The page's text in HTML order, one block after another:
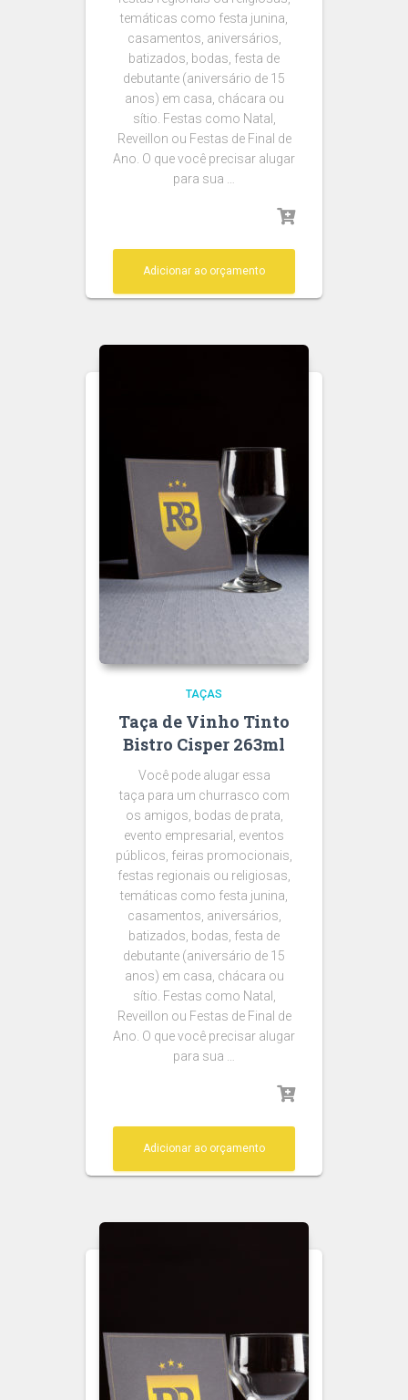
temáticas como festa junina,
casamentos, aniversários,
batizados, bodas, festa de
debutante (aniversário de 15
anos) em casa, chácara ou
sítio. Festas como Natal,
Reveillon ou Festas de Final de
Ano. O que você precisar alugar
para sua …
Adicionar ao orçamento
TAÇAS
Taça de Vinho Tinto
Bistro Cisper 263ml
Você pode alugar essa
taça para um churrasco com
os amigos, bodas de prata,
evento empresarial, eventos
públicos, feiras promocionais,
festas regionais ou religiosas,
temáticas como festa junina,
casamentos, aniversários,
batizados, bodas, festa de
debutante (aniversário de 15
anos) em casa, chácara ou
sítio. Festas como Natal,
Reveillon ou Festas de Final de
Ano. O que você precisar alugar
para sua …
Adicionar ao orçamento